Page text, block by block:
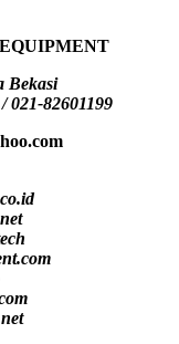
Bekasi
021-82601199